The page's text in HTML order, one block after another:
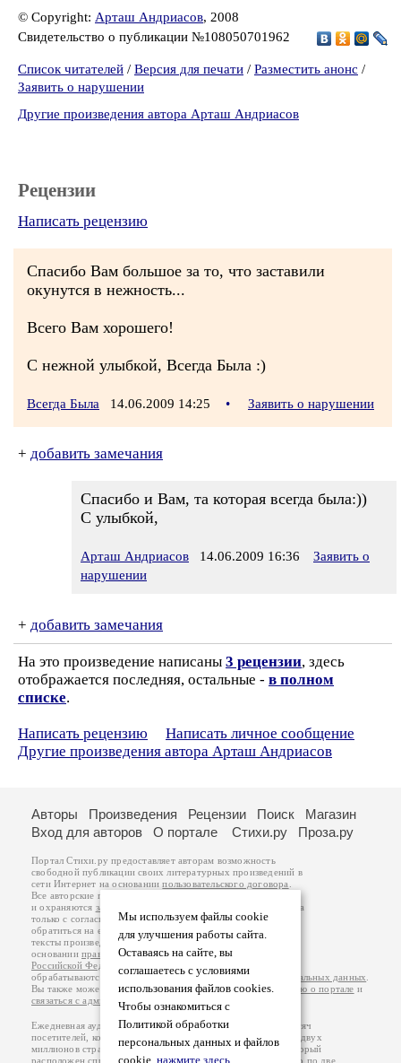
© Copyright: Арташ Андриасов, 2008
Свидетельство о публикации №108050701962
Список читателей / Версия для печати / Разместить анонс /
Заявить о нарушении
Другие произведения автора Арташ Андриасов
Рецензии
Написать рецензию
Спасибо Вам большое за то, что заставили
окунутся в нежность...
Всего Вам хорошего!
С нежной улыбкой, Всегда Была :)
Всегда Была 14.06.2009 14:25 • Заявить о нарушении
+ добавить замечания
Спасибо и Вам, та которая всегда была:))
С улыбкой,
Арташ Андриасов 14.06.2009 16:36
Заявить о
нарушении
+ добавить замечания
На это произведение написаны 3 рецензии, здесь
отображается последняя, остальные - в полном
списке.
Написать рецензию
Написать личное сообщение
Другие произведения автора Арташ Андриасов
Мы используем файлы cookie
для улучшения работы сайта.
Оставаясь на сайте, вы
соглашаетесь с условиями
использования файлов cookies.
Чтобы ознакомиться с
Политикой обработки
персональных данных и файлов
cookie, нажмите здесь
Авторы Произведения Рецензии Поиск
Магазин
Вход для авторов
О портале Стихи.ру Проза.ру
Портал Стихи.ру предоставляет авторам возможность
свободной публикации своих литературных произведений в
сети Интернет на основаниипользовательского договора
Все авторские права на произведения принадлежат авторам
и охраняются законом
. Перепечатка произведений возможна
только с согласия его автора, к которому вы можете
обратиться на его авторской странице. Ответственность за
тексты произведений авторы несут самостоятельно на
основанииправил публикацииизаконодательства
Российской Федерации
обрабатываются на основанииПолитики обработки персональных данных
Вы также можете посмотреть более подробнуюинформацию о портале и
связаться с администрацией
Ежедневная аудитория портала Стихи.ру – порядка 200 тысяч
посетителей, которые в общей сумме просматривают более двух
миллионов страниц по данным счетчика посещаемости, который
расположен справа от этого текста. В каждой графе указано по две